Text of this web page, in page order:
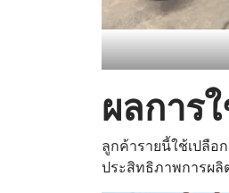
ผลการ
ลูกค้ารายนี้ใช้เปลือ
ประสิทธิภาพการผลิ